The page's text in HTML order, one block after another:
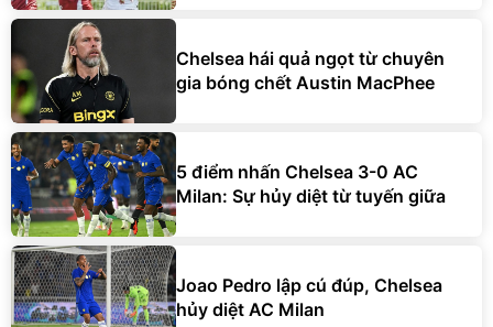
Chelsea hái quả ngọt từ chuyên
gia bóng chết Austin MacPhee
5 điểm nhấn Chelsea 3-0 AC
Milan: Sự hủy diệt từ tuyến giữa
Joao Pedro lập cú đúp, Chelsea
hủy diệt AC Milan